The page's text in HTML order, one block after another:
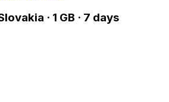
· 1 GB · 7 days